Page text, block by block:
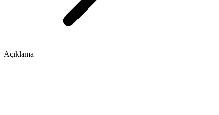
Açıklama